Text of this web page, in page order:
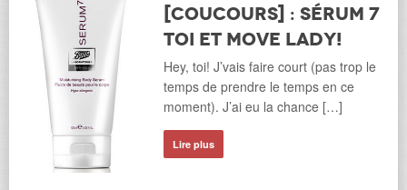
[Coucours] : Sérum 7
toi et Move Lady!
Hey, toi! J’vais faire court (pas trop le
temps de prendre le temps en ce
moment). J’ai eu la chance […]
Lire plus